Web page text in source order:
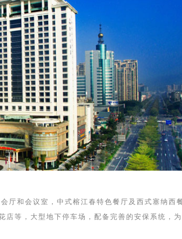
厅和会议室，中式榕江春特色餐厅及西式塞纳西
等，大型地下停车场，配备完善的安保系统，